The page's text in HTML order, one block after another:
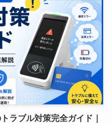
ラブル対策完全ガイド｜